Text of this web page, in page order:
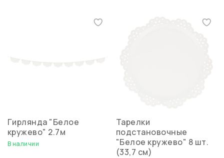
Гирлянда "Белое
кружево" 2.7м
В наличии
Тарелки
подстановочные
"Белое кружево" 8 шт.
(33,7 см)